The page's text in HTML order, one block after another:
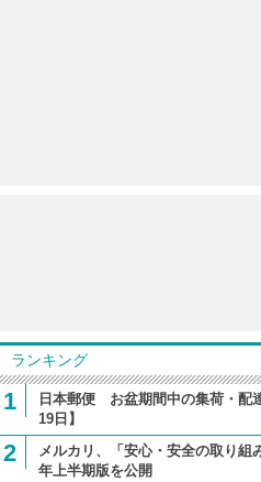
ランキング
1
日本郵便 お盆期間中の集荷・配
19日】
2
メルカリ、「安心・安全の取り組
年上半期版を公開